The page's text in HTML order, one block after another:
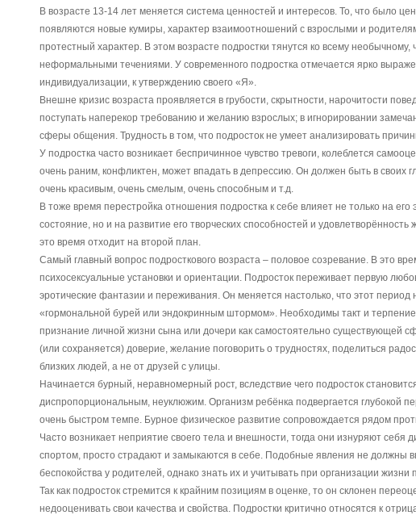
В возрасте 13-14 лет меняется система ценностей и интересов. То, что было
появляются новые кумиры, характер взаимоотношений с взрослыми и
протестный характер. В этом возрасте подростки тянутся ко всему необычному,
неформальными течениями. У современного подростка отмечается ярко
индивидуализации, к утверждению своего «Я».
Внешне кризис возраста проявляется в грубости, скрытности, нарочитости
поступать наперекор требованию и желанию взрослых; в игнорировании
сферы общения. Трудность в том, что подросток не умеет анализировать
У подростка часто возникает беспричинное чувство тревоги, колеблется
очень раним, конфликтен, может впадать в депрессию. Он должен быть в своих
очень красивым, очень смелым, очень способным и т.д.
В тоже время перестройка отношения подростка к себе влияет не только на его
состояние, но и на развитие его творческих способностей и
это время отходит на второй план.
Самый главный вопрос подросткового возраста – половое созревание. В это
психосексуальные установки и ориентации. Подросток переживает первую
эротические фантазии и переживания. Он меняется настолько, что этот период
«гормональной бурей или эндокринным штормом». Необходимы такт и
признание личной жизни сына или дочери как самостоятельно существующей
(или сохраняется) доверие, желание поговорить о трудностях, поделиться
близких людей, а не от друзей с улицы.
Начинается бурный, неравномерный рост, вследствие чего подросток
диспропорциональным, неуклюжим. Организм ребёнка подвергается глубокой
очень быстром темпе. Бурное физическое развитие сопровождается рядом
Часто возникает неприятие своего тела и внешности, тогда они изнуряют себя
спортом, просто страдают и замыкаются в себе. Подобные явления не должны
беспокойства у родителей, однако знать их и учитывать при организации жизни
Так как подросток стремится к крайним позициям в оценке, то он склонен
недооценивать свои качества и свойства. Подростки критично относятся к